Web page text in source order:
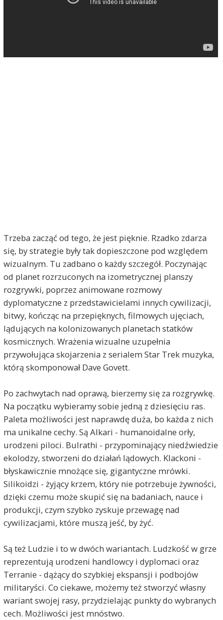
Trzeba zacząć od tego, że jest pięknie. Rzadko zdarza
się, by strategie były tak dopieszczone pod względem
wizualnym. Tu zadbano o każdy szczegół. Poczynając
od planet rozrzuconych na izometrycznej planszy
rozgrywki, poprzez animowane rozmowy
dyplomatyczne z przedstawicielami innych cywilizacji,
bitwy, kończąc na przepięknych, filmowych ujęciach,
lądujących na kolonizowanych planetach statków
kosmicznych. Wrażenia wizualne uzupełnia
przywołująca skojarzenia z serialem Star Trek muzyka,
którą skomponował Dave Govett.
Po zachwytach nad oprawą, bierzemy się za rozgrywkę.
Na początku wybieramy sobie jedną z dziesięciu ras.
Paleta możliwości jest naprawdę duża, bo każda z nich
ma unikalne cechy. Są Alkari - humanoidalne orły,
urodzeni piloci. Bulrathi - przypominający niedźwiedzie
ekolodzy, stworzeni do działań lądowych. Klackoni -
błyskawicznie mnożące się, gigantyczne mrówki.
Silikoidzi - żyjący krzem, który nie potrzebuje żywności,
dzięki czemu może skupić się na badaniach, nauce i
produkcji, czym szybko zyskuje przewagę nad
cywilizacjami, które muszą jeść, by żyć.
Są też Ludzie i to w dwóch wariantach. Ludzkość w grze
reprezentują urodzeni handlowcy i dyplomaci oraz
Terranie - dążący do szybkiej ekspansji i podbojów
militaryści. Co ciekawe, możemy też stworzyć własny
wariant swojej rasy, przydzielając punkty do wybranych
cech. Możliwości jest mnóstwo.